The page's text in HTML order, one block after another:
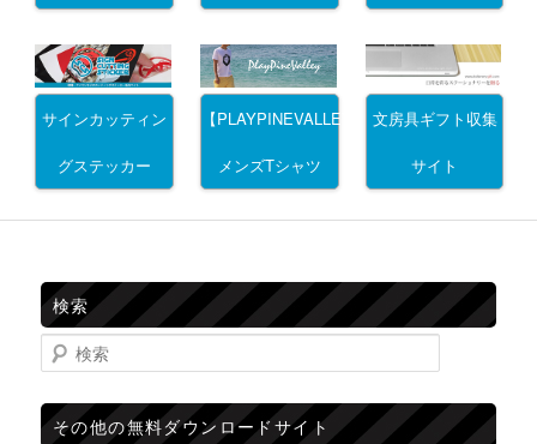
サインカッティン
グステッカー
【PLAYPINEVALLEY】
メンズTシャツ
文房具ギフト収集
サイト
検索
検索
その他の無料ダウンロードサイト